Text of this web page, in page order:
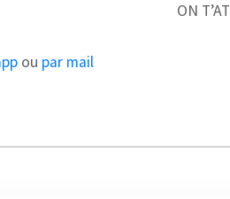
ON
ou par mail